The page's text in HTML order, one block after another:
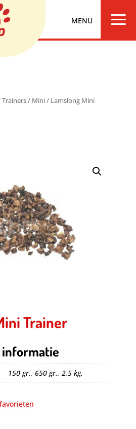
a
Trainers/ Mini/ Lamslong Mini
Trainer
150 gr., 650 gr., 2,5 kg.